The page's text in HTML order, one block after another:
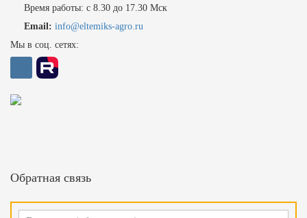
Время работы: с 8.30 до 17.30 Мск
Email: info@eltemiks-agro.ru
Мы в соц. сетях:
Обратная связь